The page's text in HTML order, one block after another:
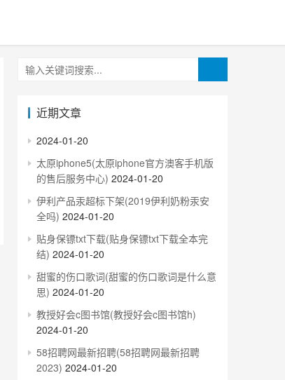
近期文章
2024-01-20
太原iphone5(太原iphone官方澳客手机版
的售后服务中心) 2024-01-20
伊利产品汞超标下架(2019伊利奶粉汞安
全吗) 2024-01-20
贴身保镖txt下载(贴身保镖txt下载全本完
结) 2024-01-20
甜蜜的伤口歌词(甜蜜的伤口歌词是什么意
思) 2024-01-20
教授好会c图书馆(教授好会c图书馆h)
2024-01-20
58招聘网最新招聘(58招聘网最新招聘
2023) 2024-01-20